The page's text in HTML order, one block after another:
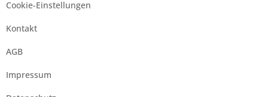
Cookie-Einstellungen
Kontakt
AGB
Impressum